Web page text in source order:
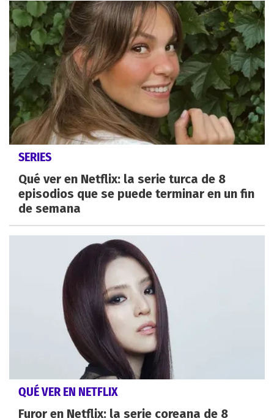
SERIES
Qué ver en Netflix: la serie turca de 8
episodios que se puede terminar en un fin
de semana
QUÉ VER EN NETFLIX
Furor en Netflix: la serie coreana de 8